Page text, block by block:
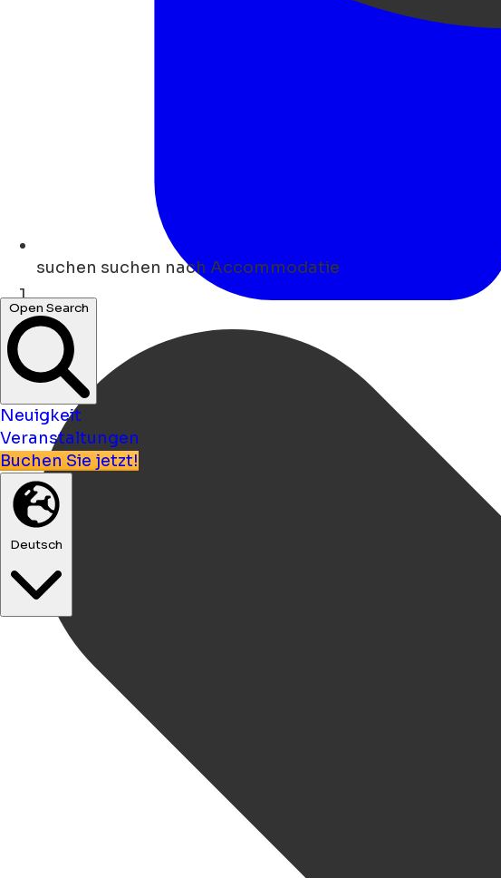
suchen suchen nach Accommodatie
Open Search
Neuigkeit
Veranstaltungen
Buchen Sie jetzt!
Deutsch
Heim